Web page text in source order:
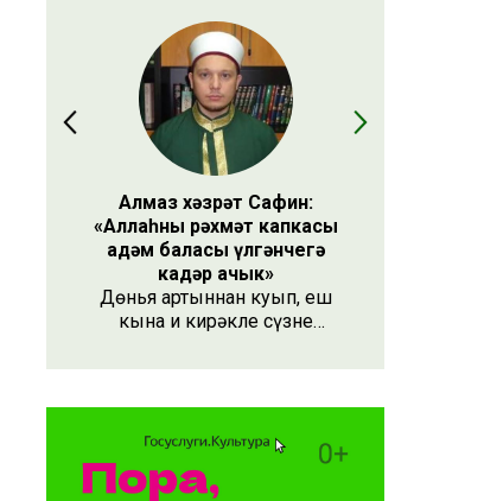
Алмаз хәзрәт Сафин:
«Аллаһның рәхмәт капкасы
адәм баласы үлгәнчегә
кадәр ачык»
Дөнья артыннан куып, еш
кына иң кирәкле сүзне
сүзе бу. Әлеге сүзне күршең
тиешле, чөнки кеше бөтен
яшәеше, барлыгы белән Аңа
бурычлы.